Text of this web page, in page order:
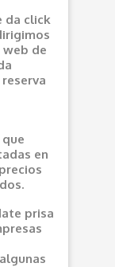
da click
de
en
prisa